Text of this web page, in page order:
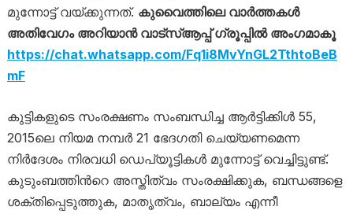
മുന്നോട്ട് വയ്ക്കുന്നത്. കുവൈത്തിലെ വാർത്തകൾ
അതിവേഗം അറിയാൻ വാട്സ്ആപ്പ് ഗ്രൂപ്പിൽ അംഗമാകൂ
https://chat.whatsapp.com/Fq1i8MvYnGL2TthtoBeB
mF
കുട്ടികളുടെ സംരക്ഷണം സംബന്ധിച്ച ആർട്ടിക്കിൾ 55,
2015ലെ നിയമ നമ്പർ 21 ഭേദ​ഗതി ചെയ്യണമെന്ന
നിർദേശം നിരവധി ഡെപ്യൂട്ടികൾ മുന്നോട്ട് വെച്ചിട്ടുണ്ട്.
കുടുംബത്തിന്‍റെ അസ്തിത്വം സംരക്ഷിക്കുക, ബന്ധങ്ങളെ
ശക്തിപ്പെടുത്തുക, മാതൃത്വം, ബാല്യം എന്നീ